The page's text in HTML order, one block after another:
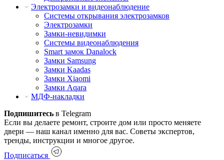
Электрозамки и видеонаблюдение
Системы открывания электрозамков
Электрозамки
Замки-невидимки
Системы видеонаблюдения
Smart замок Danalock
Замки Samsung
Замки Kaadas
Замки Xiaomi
Замки Aqara
МДФ-накладки
Подпишитесь в Telegram
Если вы делаете ремонт, строите дом или просто меняете
двери — наш канал именно для вас. Советы экспертов,
тренды, инструкции и многое другое.
Подписаться